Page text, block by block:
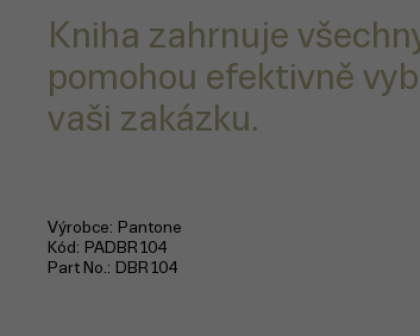
Kniha zahrnuje
pomohou efektivně
vaši zakázku.
Výrobce
Pantone
Kód
PADBR104
Part No.
DBR104